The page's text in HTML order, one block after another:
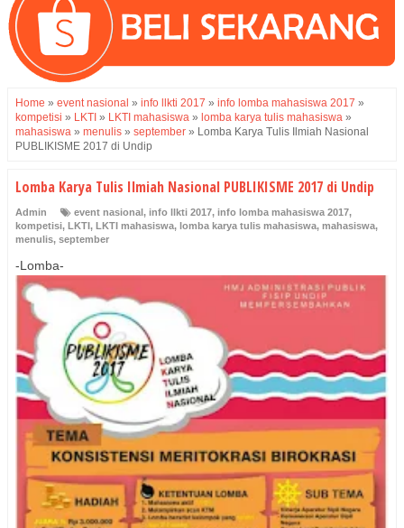
Home » event nasional » info llkti 2017 » info lomba mahasiswa 2017 »
kompetisi » LKTI » LKTI mahasiswa » lomba karya tulis mahasiswa »
mahasiswa » menulis » september » Lomba Karya Tulis Ilmiah Nasional
PUBLIKISME 2017 di Undip
Lomba Karya Tulis Ilmiah Nasional PUBLIKISME 2017 di Undip
Admin event nasional, info llkti 2017, info lomba mahasiswa 2017,
kompetisi, LKTI, LKTI mahasiswa, lomba karya tulis mahasiswa, mahasiswa,
menulis, september
-Lomba-